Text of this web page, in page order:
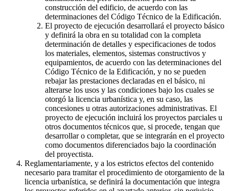
construcción del edificio, de acuerdo con las
determinaciones del Código Técnico de la Edificación.
El proyecto de ejecución desarrollará el proyecto básico
y definirá la obra en su totalidad con la completa
determinación de detalles y especificaciones de todos
los materiales, elementos, sistemas constructivos y
equipamientos, de acuerdo con las determinaciones del
Código Técnico de la Edificación, y no se pueden
rebajar las prestaciones declaradas en el básico, ni
alterarse los usos y las condiciones bajo los cuales se
otorgó la licencia urbanística y, en su caso, las
concesiones u otras autorizaciones administrativas. El
proyecto de ejecución incluirá los proyectos parciales u
otros documentos técnicos que, si procede, tengan que
desarrollar o completar, que se integrarán en el proyecto
como documentos diferenciados bajo la coordinación
del proyectista.
Reglamentariamente, y a los estrictos efectos del contenido
necesario para tramitar el procedimiento de otorgamiento de la
licencia urbanística, se definirá la documentación que integra